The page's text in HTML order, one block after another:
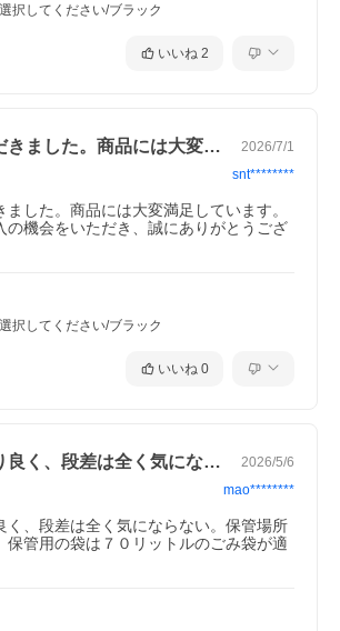
してください/ブラック
いいね 2
入させていただきました。商品には大変満… 2026/7/1
snt********
ました。商品には大変満足しています。
の機会をいただき、誠にありがとうござ
してください/ブラック
いいね 0
寝心地はかなり良く、段差は全く気になら… 2026/5/6
mao********
く、段差は全く気にならない。保管場所
保管用の袋は７０リットルのごみ袋が適